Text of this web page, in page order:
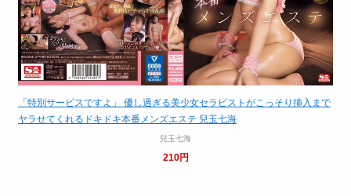
「特別サービスですよ」 優し過ぎる美少女セラピストがこっそり挿入まで
ヤラせてくれるドキドキ本番メンズエステ 兒玉七海
兒玉七海
210円